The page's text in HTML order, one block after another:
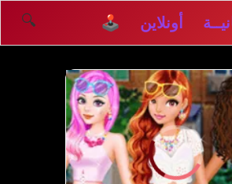
أونلاين 🕹️ 🔍
إلعــــب